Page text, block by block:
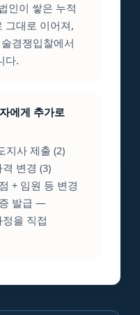
인이 쌓은 누적
그대로 이어져,
술경쟁입찰에서
다.
에게 추가로
지사 제출 (2)
변경 (3)
+ 임원 등 변경
발급 —
을 직접